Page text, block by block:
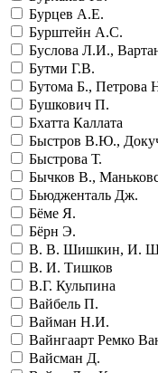
Бурцев А.Е.
Бурштейн А.С.
Буслова Л.И.,
Бутми Г.В.
Бутома Б., Петрова
Бушкович П.
Бхатта Каллата
Быстров В.Ю.,
Быстрова Т.
Бычков В.,
Бьюдженталь Дж.
Бёме Я.
Бёрн Э.
В. В. Шишкин, И.
В. И. Тишков
В.Г. Кульпина
Вайбель П.
Вайман Н.И.
Вайнгаарт Ремко
Вайсман Д.